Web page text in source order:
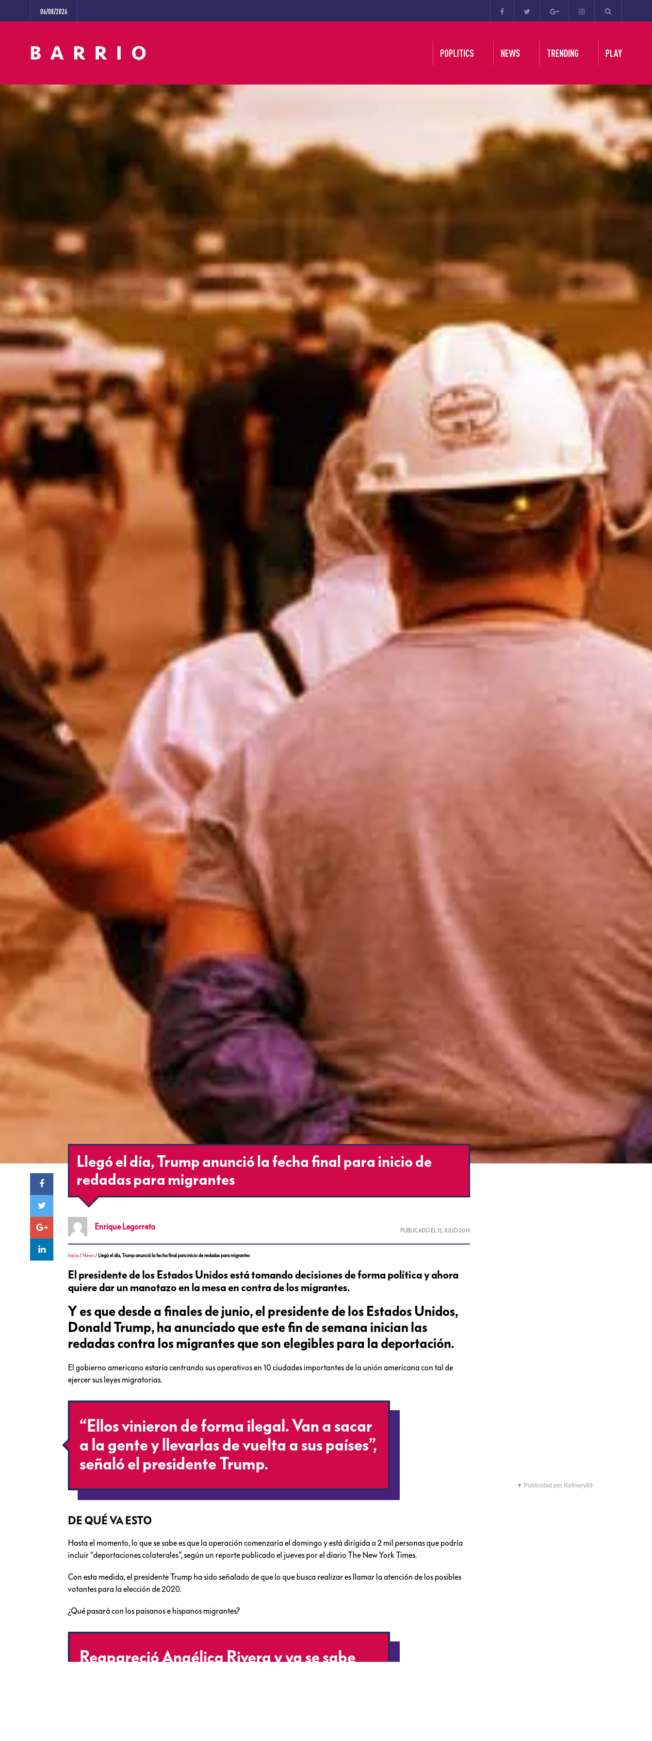
06/08/2026
POPLITICS NEWS TRENDING PLAY
Llegó el día, Trump anunció la fecha final para inicio de
redadas para migrantes
Enrique Legorreta PUBLICADO EL12, JULIO 2019
Inicio / News / Llegó el día, Trump anunció la fecha final para inicio de redadas para migrantes
El presidente de los Estados Unidos está tomando decisiones de forma política y ahora
quiere dar un manotazo en la mesa en contra de los migrantes.
Y es que desde a finales de junio, el presidente de los Estados Unidos,
Donald Trump, ha anunciado que este fin de semana inician las
redadas contra los migrantes que son elegibles para la deportación.
El gobierno americano estaría centrando sus operativos en 10 ciudades importantes de la unión americana con tal de
ejercer sus leyes migratorias.
“Ellos vinieron de forma ilegal. Van a sacar
a la gente y llevarlas de vuelta a sus países”,
señaló el presidente Trump.
DE QUÉ VA ESTO
Hasta el momento, lo que se sabe es que la operación comenzaría el domingo y está dirigida a 2 mil personas que podría
incluir “deportaciones colaterales”, según un reporte publicado el jueves por el diario The New York Times.
Con esta medida, el presidente Trump ha sido señalado de que lo que busca realizar es llamar la atención de los posibles
votantes para la elección de 2020.
¿Qué pasará con los paisanos e hispanos migrantes?
Reapareció Angélica Rivera y ya se sabe
▼ Publicidad por Refinery89